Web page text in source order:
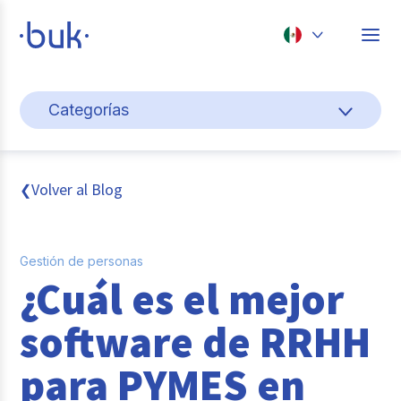
Perú
Categorías
Gestión de personas
Cultura y bienestar laboral
Transformación digital
Tendencias y data
Novedades
Entrevistas con expertos
❮Volver al Blog
Gestión de personas
¿Cuál es el mejor
software de RRHH
para PYMES en